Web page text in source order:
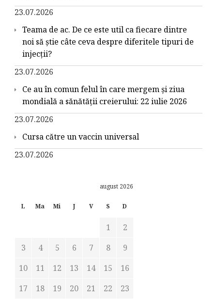
23.07.2026
Teama de ac. De ce este util ca fiecare dintre
noi să știe câte ceva despre diferitele tipuri de
injecții?
23.07.2026
Ce au în comun felul în care mergem și ziua
mondială a sănătății creierului: 22 iulie 2026
23.07.2026
Cursa către un vaccin universal
23.07.2026
august 2026
L Ma Mi J V S D
1
2
3
4 5 6 7 8
9
10
11 12 13 14 15
16
17
18 19 20 21 22 23